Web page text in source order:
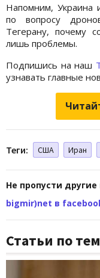
Напомним, Украина
по вопросу
Тегерану, почему
лишь проблемы.
Подпишись на наш
узнавать главные
Теги: США Иран
Не пропусти
bigmir)net в
Статьи по